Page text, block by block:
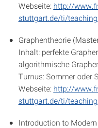
Webseite: http://
stuttgart.de/ti/
Graphentheorie
Inhalt: perfekte
algorithmische
Turnus: Sommer oder
Webseite: http://
stuttgart.de/ti/
Introduction to